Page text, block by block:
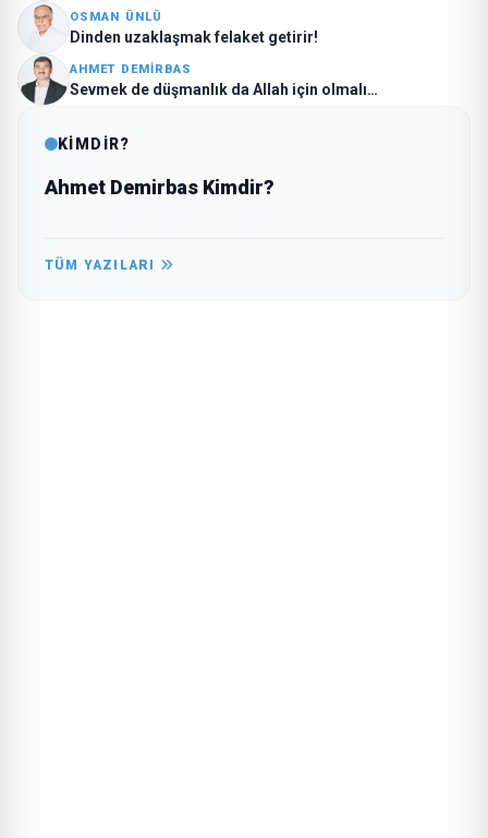
OSMAN ÜNLÜ
Dinden uzaklaşmak felaket getirir!
AHMET DEMIRBAS
Sevmek de düşmanlık da Allah için olmalı…
KİMDİR?
Ahmet Demirbas Kimdir?
TÜM YAZILARI